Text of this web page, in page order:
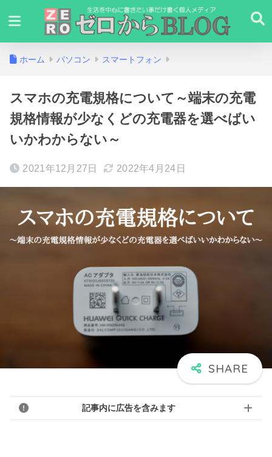
ホーム パソコン スマートフォン
スマホの充電規格について～端末の充電
規格情報が少なくどの充電器を選べばい
いかわからない～
2021年12月27日 2022年4月24日
記事内に広告を含みます